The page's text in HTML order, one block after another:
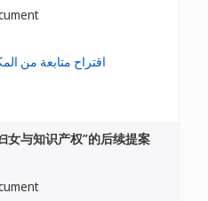
女与知识产权”的后续提案